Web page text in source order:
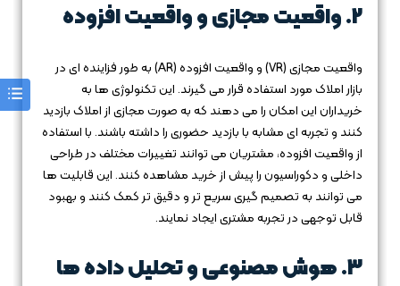
2. واقعیت مجازی و واقعیت افزوده
واقعیت مجازی (VR) و واقعیت افزوده (AR) به طور فزاینده‌ ای در
بازار املاک مورد استفاده قرار می‌ گیرند. این تکنولوژی‌ ها به
خریداران این امکان را می‌ دهند که به صورت مجازی از املاک بازدید
کنند و تجربه‌ ای مشابه با بازدید حضوری را داشته باشند. با استفاده
از واقعیت افزوده، مشتریان می‌ توانند تغییرات مختلف در طراحی
داخلی و دکوراسیون را پیش از خرید مشاهده کنند. این قابلیت‌ ها
می‌ توانند به تصمیم‌ گیری سریع‌ تر و دقیق‌ تر کمک کنند و بهبود
قابل توجهی در تجربه مشتری ایجاد نمایند.
3. هوش مصنوعی و تحلیل داده‌ ها